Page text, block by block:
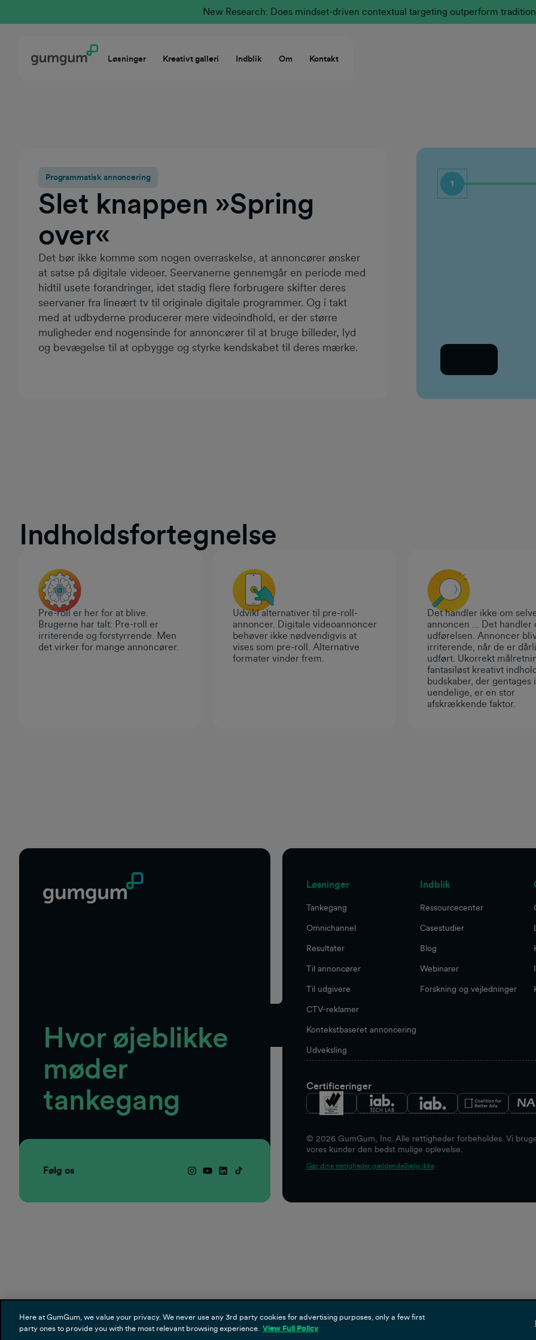
New Research: Does mindset-driven contextual targeting outperform
Løsninger Kreativt galleri Indblik Om Kontakt
Programmatisk annoncering
Slet knappen »Spring
over«
Det bør ikke komme som nogen overraskelse, at annoncører ønsker
at satse på digitale videoer. Seervanerne gennemgår en periode med
hidtil usete forandringer, idet stadig flere forbrugere skifter deres
seervaner fra lineært tv til originale digitale programmer. Og i takt
med at udbyderne producerer mere videoindhold, er der større
muligheder end nogensinde for annoncører til at bruge billeder, lyd
og bevægelse til at opbygge og styrke kendskabet til deres mærke.
1
Indholdsfortegnelse
Pre-roll er her for at blive.
Brugerne har talt: Pre-roll er
irriterende og forstyrrende. Men
det virker for mange annoncører.
Udvikl alternativer til pre-roll-
annoncer. Digitale videoannoncer
behøver ikke nødvendigvis at
vises som pre-roll. Alternative
formater vinder frem.
Det handler ikke om
annoncen … Det handler
udførelsen. Annoncer
irriterende, når de er
udført. Ukorrekt
fantasiløst kreativt
budskaber, der gentages
uendelige, er en stor
afskrækkende faktor.
Hvor øjeblikke
møder
tankegang
Følg os
Løsninger
Tankegang
Omnichannel
Resultater
Til annoncører
Til udgivere
CTV-reklamer
Kontekstbaseret annoncering
Udveksling
Indblik
Ressourcecenter
Casestudier
Blog
Webinarer
Forskning og vejledninger
Certificeringer
© 2026 GumGum, Inc. Alle rettigheder forbeholdes. Vi
vores kunder den bedst mulige oplevelse.
Gør dine rettigheder gældendeSælg ikke
Here at GumGum, we value your privacy. We never use any 3rd party cookies for advertising purposes, only a few first
party ones to provide you with the most relevant browsing experience. View Full Policy